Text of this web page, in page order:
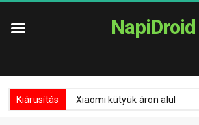
NapiDroid
Kiárusítás Xiaomi kütyük áron alul